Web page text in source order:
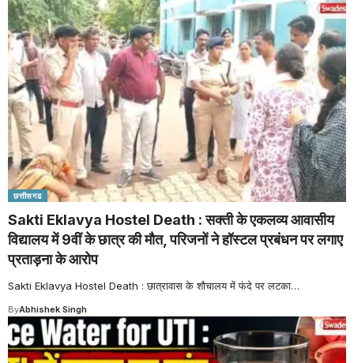
छत्तीसगढ
Sakti Eklavya Hostel Death : सक्ती के एकलव्य आवासीय
विद्यालय में 9वीं के छात्र की मौत, परिजनों ने हॉस्टल प्रबंधन पर लगाए
प्रताड़ना के आरोप
Sakti Eklavya Hostel Death : छात्रावास के शौचालय में फंदे पर लटका…
ByAbhishek Singh